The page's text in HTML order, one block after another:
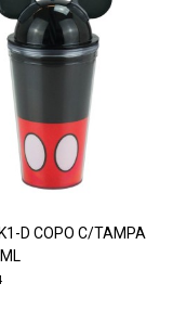
D COPO C/TAMPA